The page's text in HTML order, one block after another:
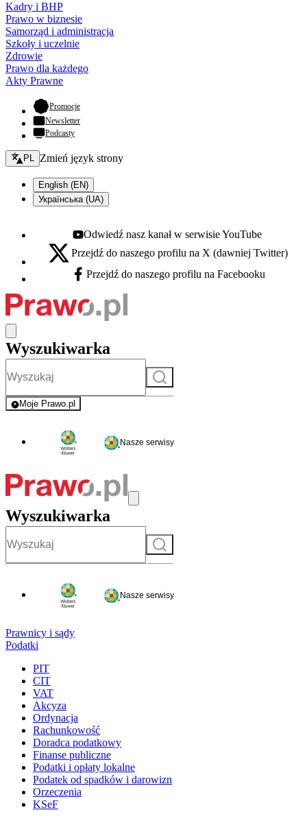
Kadry i BHP
Prawo w biznesie
Samorząd i administracja
Szkoły i uczelnie
Zdrowie
Prawo dla każdego
Akty Prawne
Promocje- otwiera się w nowej karcie
Newsletter
Podcasty
Zmień język - bieżący:
PL Zmień język strony
English (EN)
Українська (UA)
Youtube - otwiera się w nowej karcie
Odwiedź nasz kanał w serwisie YouTube
X - otwiera się w nowej karcie
Przejdź do naszego profilu na X (dawniej Twitter)
Facebook - otwiera się w nowej karcie
Przejdź do naszego profilu na Facebooku
Wyszukiwarka
Szukaj
Moje Prawo.pl
- rejestracja i logowanie do serwisu
Nasze serwisy
Wyszukiwarka
Szukaj
Nasze serwisy
Prawnicy i sądy
Podatki
PIT
CIT
VAT
Akcyza
Ordynacja
Rachunkowość
Doradca podatkowy
Finanse publiczne
Podatki i opłaty lokalne
Podatek od spadków i darowizn
Orzeczenia
KSeF